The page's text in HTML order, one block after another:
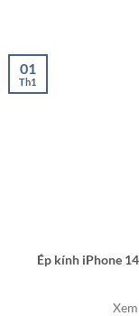
Ép kính iPhone
01
Th1